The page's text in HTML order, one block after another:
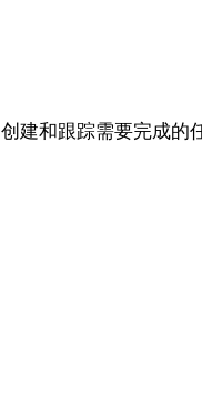
创建和跟踪需要完成的